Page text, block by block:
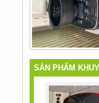
SẢN PHẨM